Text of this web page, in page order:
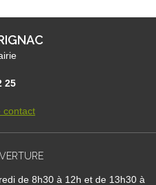
25
contact
de 8h30 à 12h et de 13h30 à